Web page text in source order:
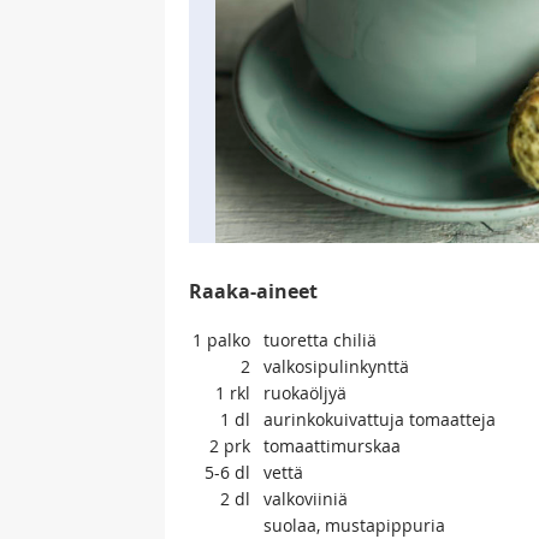
Raaka-aineet
1 palko tuoretta chiliä
2 valkosipulinkynttä
1 rkl
ruokaöljyä
1 dl
aurinkokuivattuja tomaatteja
2 prk tomaattimurskaa
5-6 dl
vettä
2 dl
valkoviiniä
suolaa, mustapippuria